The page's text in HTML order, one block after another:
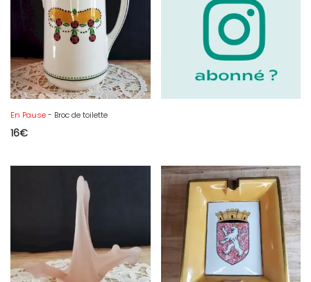
En Pause- Broc de toilette
16€